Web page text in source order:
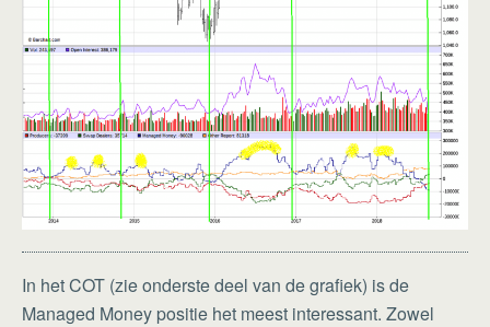
In het COT (zie onderste deel van de grafiek) is de
Managed Money positie het meest interessant. Zowel